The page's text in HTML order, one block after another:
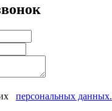
персональных данных.